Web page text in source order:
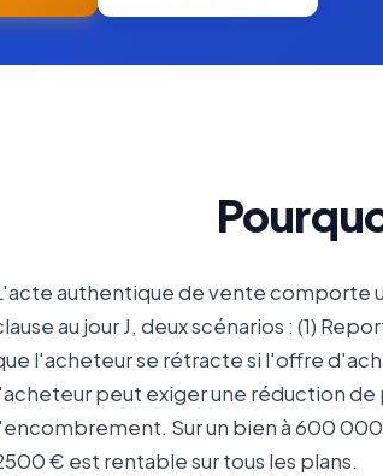
authentique de vente comporte
au jour J, deux scénarios : (1)
l'acheteur se rétracte si l'offre
peut exiger une réduction de
Sur un bien à 600
€ est rentable sur tous les plans.